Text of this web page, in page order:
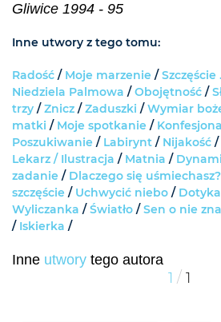
Gliwice 1994 - 95
Inne utwory z tego tomu:
Radość / Moje marzenie /Szczęście
Niedziela Palmowa /Obojętność /
trzy /Znicz /Zaduszki /Wymiar
matki / Moje spotkanie /
Poszukiwanie / Labirynt / Nijakość /
Lekarz / Ilustracja / Matnia /
zadanie / Dlaczego się uśmiechasz?
szczęście / Uchwycić niebo /
Wyliczanka /Światło /Sen o nie
/ Iskierka /
Inne utwory tego autora
1 / 1